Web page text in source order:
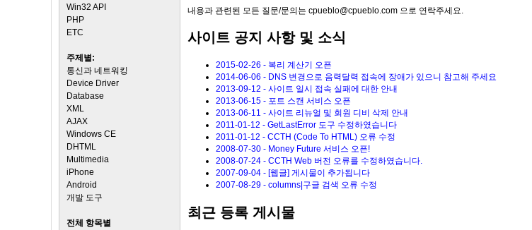
Win32 API
PHP
ETC
주제별:
통신과 네트워킹
Device Driver
Database
XML
AJAX
Windows CE
DHTML
Multimedia
iPhone
Android
개발 도구
전체 항목별
내용과 관련된 모든 질문/문의는 cpueblo@cpueblo.com 으로 연락주세요.
사이트 공지 사항 및 소식
2015-02-26 - 복리 계산기 오픈
2014-06-06 - DNS 변경으로 음력달력 접속에 장애가 있으니 참고해 주세요
2013-09-12 - 사이트 일시 접속 실패에 대한 안내
2013-06-15 - 포트 스캔 서비스 오픈
2013-06-11 - 사이트 리뉴얼 및 회원 디비 삭제 안내
2011-01-12 - GetLastError 도구 수정하였습니다
2011-01-12 - CCTH (Code To HTML) 오류 수정
2008-07-30 - Money Future 서비스 오픈!
2008-07-24 - CCTH Web 버전 오류를 수정하였습니다.
2007-09-04 - [웹글] 게시물이 추가됩니다
2007-08-29 - columns|구글 검색 오류 수정
최근 등록 게시물